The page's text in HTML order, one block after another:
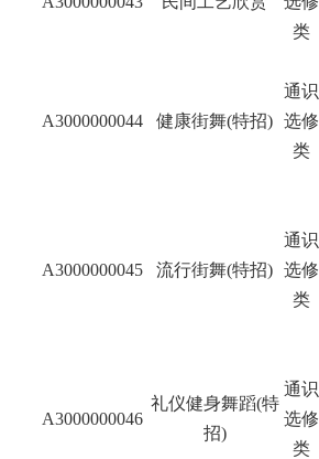
类
A3000000044 健康街舞(特招)
通识
选修
类
A3000000045 流行街舞(特招)
通识
选修
类
A3000000046
礼仪健身舞蹈(特
招)
通识
选修
类